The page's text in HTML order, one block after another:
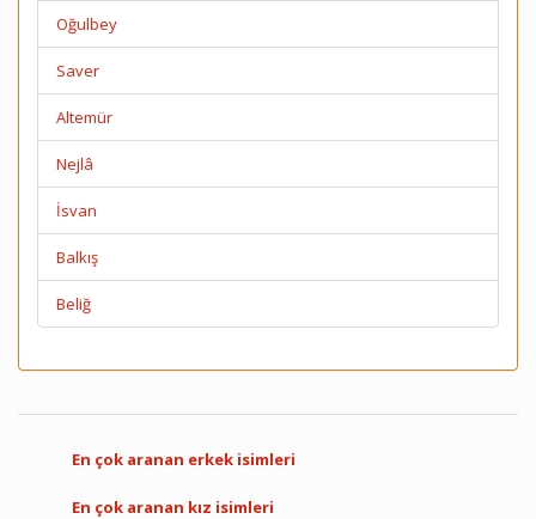
Oğulbey
Saver
Altemür
Nejlâ
İsvan
Balkış
Beliğ
En çok aranan erkek isimleri
En çok aranan kız isimleri